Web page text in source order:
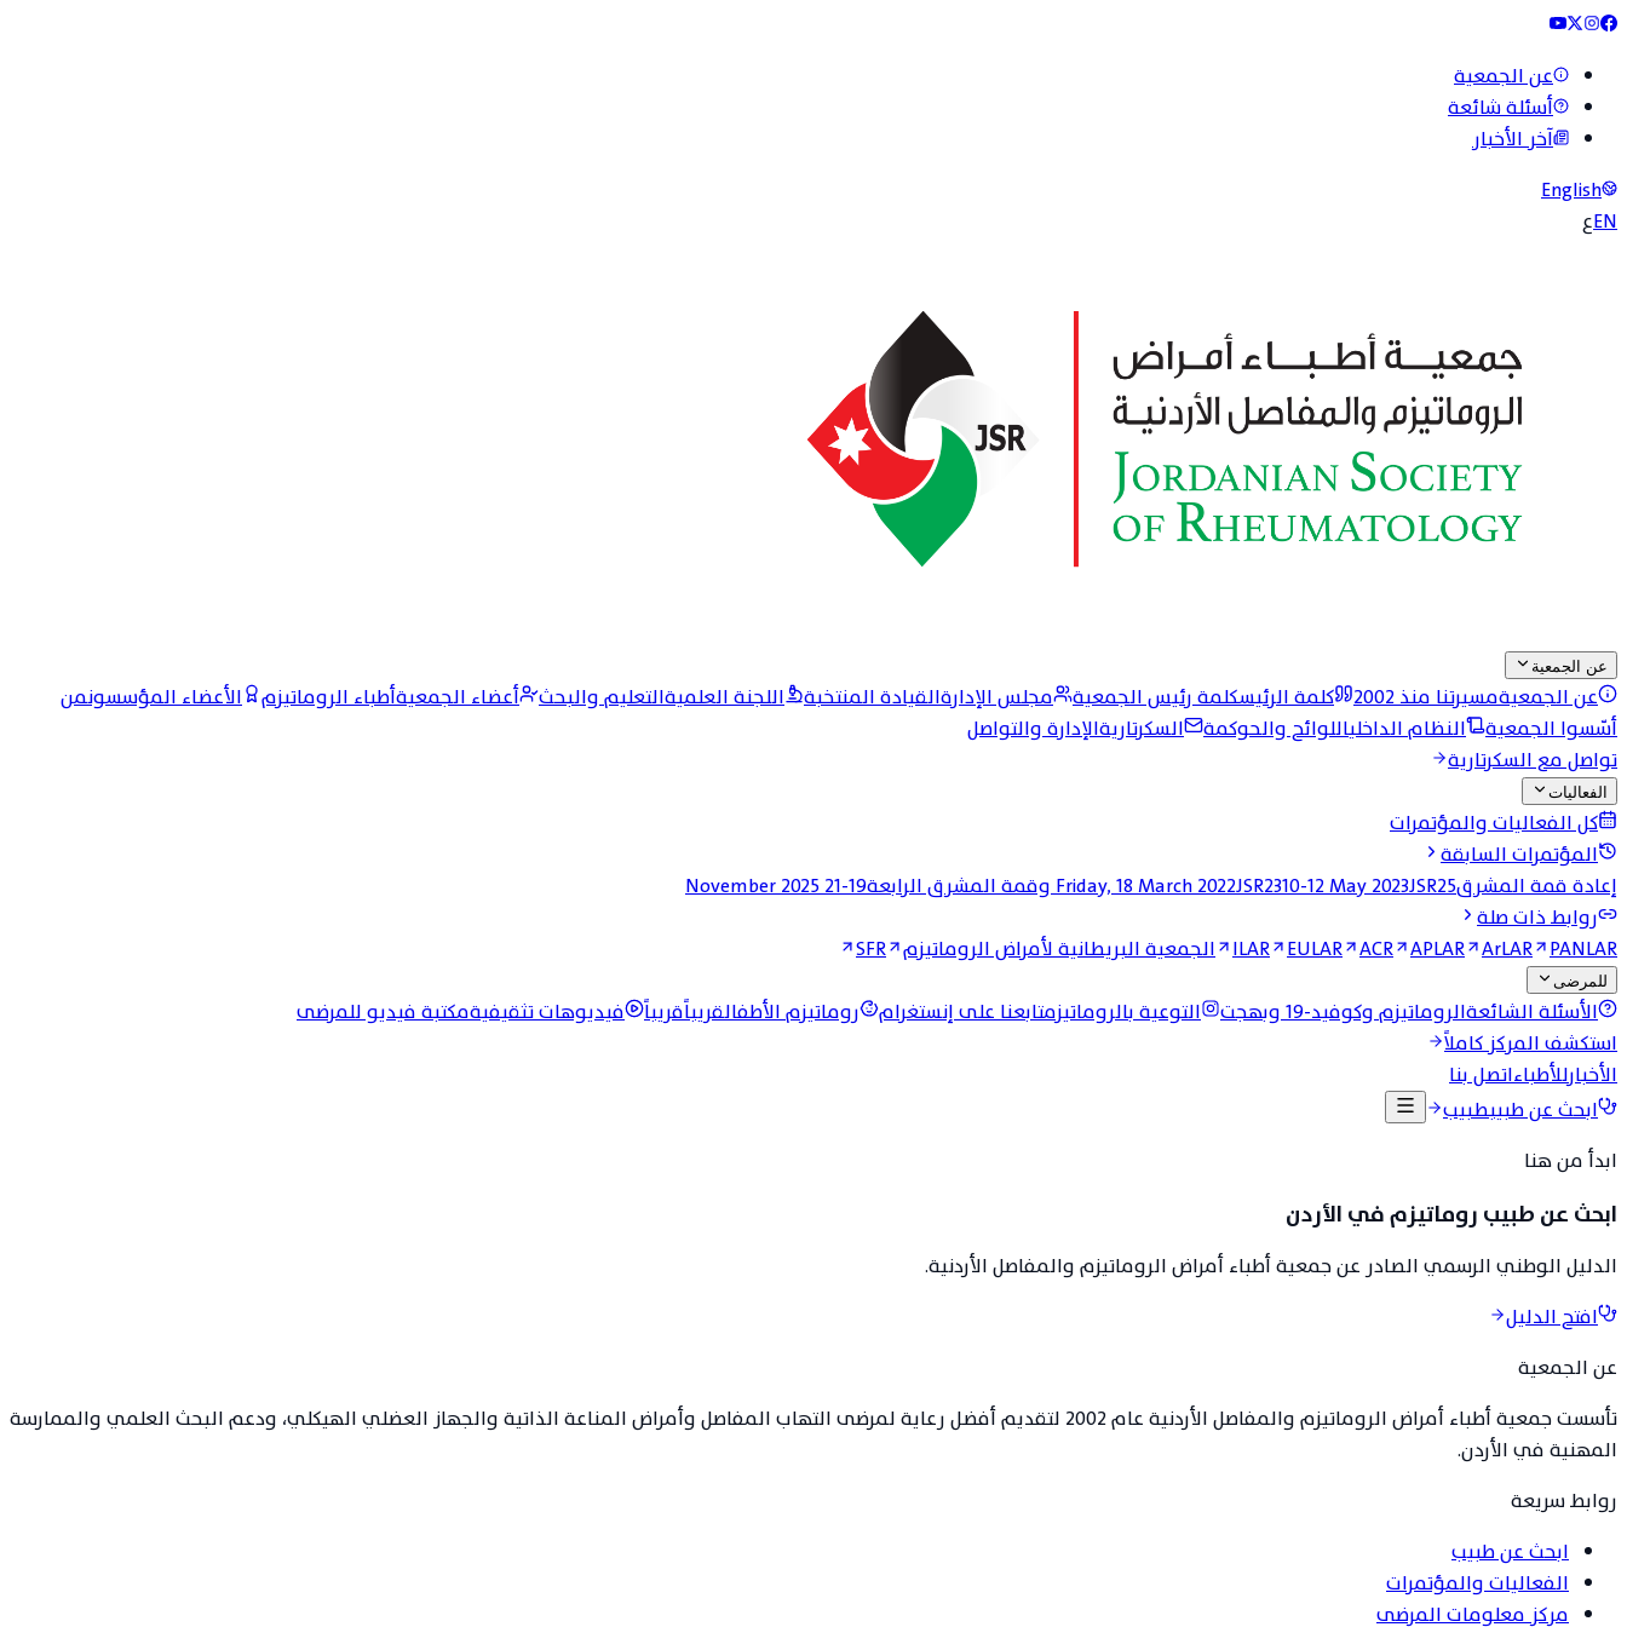
عن الجمعية
أسئلة شائعة
آخر الأخبار
English
ENع
عن الجمعية
عن الجمعيةمسيرتنا منذ 2002 كلمة الرئيسكلمة رئيس الجمعية مجلس الإدارةالقيادة المنتخبة اللجنة العلميةالتعليم والبحث أعضاء الجمعيةأطباء الروماتيزم الأعضاء المؤسسونمن
أسّسوا الجمعية
النظام الداخلياللوائح والحوكمة السكرتاريةالإدارة والتواصل
تواصل مع السكرتارية
الفعاليات
كل الفعاليات والمؤتمرات
المؤتمرات السابقة
إعادة قمة المشرق
Friday, 18 March 2022JSR2310-12 May 2023JSR25 وقمة المشرق الرابعة
19-21 November 2025
روابط ذات صلة
ILAR EULAR ACR APLAR ArLAR PANLAR الجمعية البريطانية لأمراض الروماتيزم SFR
للمرضى
الأسئلة الشائعةالروماتيزم وكوفيد-19 وبهجت التوعية بالروماتيزمتابعنا على إنستغرام روماتيزم الأطفالقريباًقريباً فيديوهات تثقيفيةمكتبة فيديو للمرضى
استكشف المركز كاملاً
الأخبارللأطباءاتصل بنا
ابحث عن طبيبطبيب
ابدأ من هنا
ابحث عن طبيب روماتيزم في الأردن
الدليل الوطني الرسمي الصادر عن جمعية أطباء أمراض الروماتيزم والمفاصل الأردنية.
افتح الدليل
عن الجمعية
تأسست جمعية أطباء أمراض الروماتيزم والمفاصل الأردنية عام 2002 لتقديم أفضل رعاية لمرضى التهاب المفاصل وأمراض المناعة الذاتية والجهاز العضلي الهيكلي، ودعم البحث العلمي والممارسة
المهنية في الأردن.
روابط سريعة
ابحث عن طبيب
الفعاليات والمؤتمرات
مركز معلومات المرضى